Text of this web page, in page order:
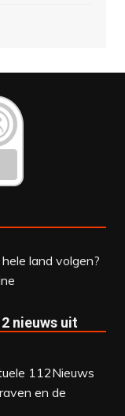
land volgen?
nieuws uit
112Nieuws
en de